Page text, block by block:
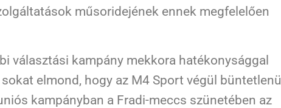
műsoridejének ennek megfelelően
választási kampány mekkora hatékonysággal
elmond, hogy az M4 Sport végül büntetlenül
kampányban a Fradi-meccs szünetében az